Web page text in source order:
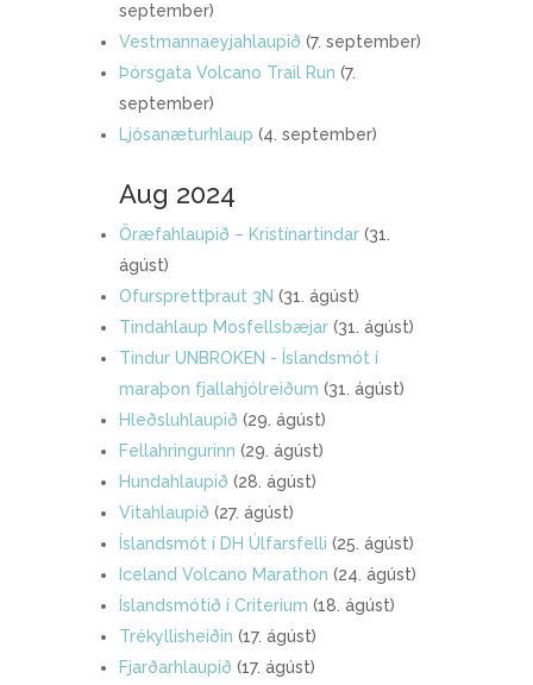
september)
Vestmannaeyjahlaupið (7. september)
Þórsgata Volcano Trail Run (7.
september)
Ljósanæturhlaup (4. september)
Aug 2024
Öræfahlaupið – Kristínartindar (31.
ágúst)
Ofursprettþraut 3N (31. ágúst)
Tindahlaup Mosfellsbæjar (31. ágúst)
Tindur UNBROKEN - Íslandsmót í
maraþon fjallahjólreiðum (31. ágúst)
Hleðsluhlaupið (29. ágúst)
Fellahringurinn (29. ágúst)
Hundahlaupið (28. ágúst)
Vitahlaupið (27. ágúst)
Íslandsmót í DH Úlfarsfelli (25. ágúst)
Iceland Volcano Marathon (24. ágúst)
Íslandsmótið í Criterium (18. ágúst)
Trékyllisheiðin (17. ágúst)
Fjarðarhlaupið (17. ágúst)